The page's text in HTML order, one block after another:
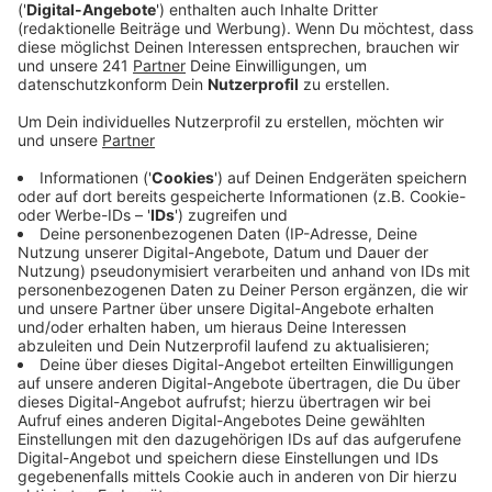
Vorbereitung alles.
Veröffentlicht:Dienstag, 03.09.2019 08:50
Anzeige
Jogi Löw ist der schönste Bundestrainer aller Zeiten
und aller Zeiten, die da noch kommen werden und noch
dreimal hin und zurück. Quasi im Alleingang hat er aus
einem rüden Haufen die "Fashion's-Eleven" geformt.
Selbstverständlich immer dabei: Sein Handy, mit dem
er in lieb gewonnener Manier per Sprachnachricht von
seinen Erlebnissen berichtet.
Eben Jogis Sprachnachricht, die Fußball-Comedy.
Anzeige